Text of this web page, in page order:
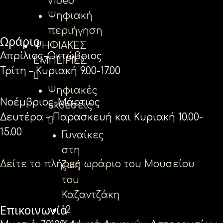
Ψηφιακή
περιήγηση
ΨΗΦΙΑΚΕΣ
ΕΜΠΕΙΡΙΕΣ
Ψηφιακές
εκθέσεις
Γυναίκες
στη
ζωή
του
Καζαντζάκη
12
Ωράριο
Απρίλιος-Οκτώβριος
Τρίτη – Κυριακή 9.00-17.00
Νοέμβριος-Μάρτιος
Δευτέρα – Παρασκευή και Κυριακή 10.00-
15.00
Δείτε το πλήρες ωράριο του Μουσείου
Επικοινωνία